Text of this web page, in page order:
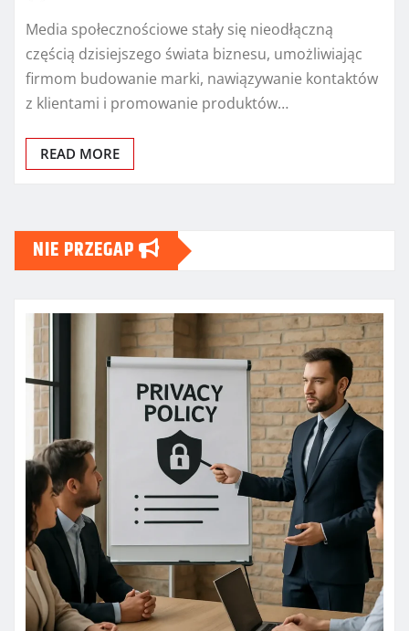
Media społecznościowe stały się nieodłączną
częścią dzisiejszego świata biznesu, umożliwiając
firmom budowanie marki, nawiązywanie kontaktów
z klientami i promowanie produktów…
READ MORE
NIE PRZEGAP